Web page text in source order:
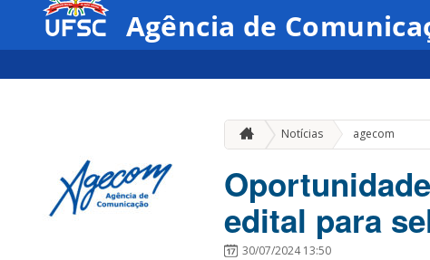
Agência de
Notícias agecom
edital para
30/07/2024 13:50